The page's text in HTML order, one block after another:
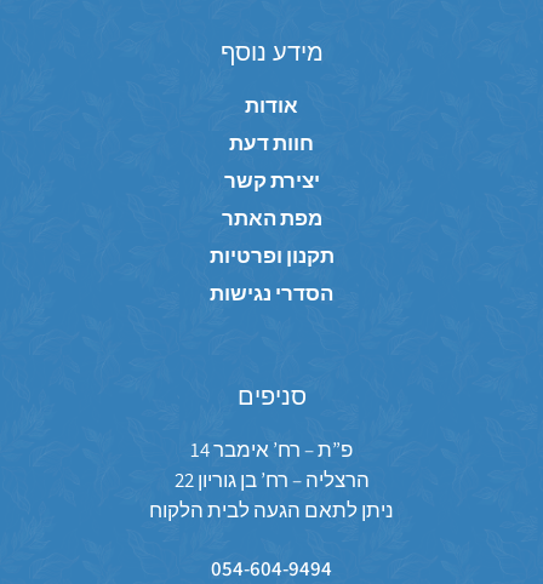
מידע נוסף
אודות
חוות דעת
יצירת קשר
מפת האתר
תקנון ופרטיות
הסדרי נגישות
סניפים
פ”ת – רח’ אימבר 14
הרצליה – רח’ בן גוריון 22
ניתן לתאם הגעה לבית הלקוח
054-604-9494